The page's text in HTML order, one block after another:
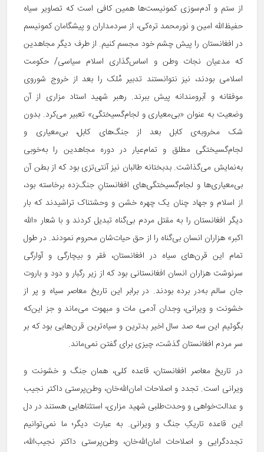
از ستم و آدم‌سوزی کمونیست‌ها همین کافی است که تصاویر سیاه
حفیظ‌الله امین و نورمحمد تره‌کی، از سردمداران و پیشگامان کمونیسم
در افغانستان را پیش چشم خود مجسم کنیم. از طرف دیگر مجاهدین
که مدعیان نجات وطن و اساس‌گذاری اسلام سیاسی/ حکومت
اسلامی بودند، نیز نتوانستند تدبیر مُلک را بعد از خروج شوروی
موفقانه و آبرومندانه پیش ببرند. رهبر شهید استاد مزاری از آن
وضعیت به عنوان «بی‌معیاری و لجام‌گسیختگی» تعبیر می‌کرد. بدون
شک مخروبه‌ی کابل بعد از جنگ‌های کابل، بی‌معیاری و
لجام‌گسیختگی مطلق و تمام‌عیار در دوره مجاهدین را به‌خوبی
به‌نمایش می‌گذاشت. بدبختانه طالبان نیز آنتی‌تزی بود که از بطن آن
بی‌معیاری‌ها و لجام‌گسیختگی‌های افغانستانِ جنگ‌زده برخاسته بود،
از اسلام و جهاد چنان یک چهره خشن و وحشتناک تراشیدند که بار
دیگر افغانستان را به مقتل مردم بی‌گناه تبدیل کردند و با شعار «الله
اکبر» هزاران انسان بی‌گناه را از حق حیات‌شان محروم نمودند. در طول
تمام این قرن‌های سیاه در افغانستان، فقر و بیچارگی و آوارگی
سرنوشت هزاران انسان افغانستانی بود که از زیر رگبار و دود و باروت
جان سالم به‌در برده بودند. در برابر این تاریخ معاصر سیاه و پر از
خشونت و ویرانی، وجدان آدمی مات و مبهوت می‌ماند و جز این‌که
بگوئيم این سه صد سال اخیر بدترین و سیاه‌ترین قرن‌هایی بود که بر
سر مردم افغانستان گذشت، چیزی برای گفتن نمی‌ماند.
در تاریخ معاصر افغانستان، قاعده کلی، همان جنگ و خشونت و
ویرانی است. تجدد و اصلاحات امان‌الله‌خان، وطن‌پرستی داکتر نجیب
و عدالت‌خواهی و وحدت‌طلبی شهید مزاری، استثناهایی هستند در دل
این قاعده تاریکِ جنگ و ویرانی. به عبارت دیگر؛ ما نمی‌توانیم
تجددگرایی و اصلاحات امان‌الله‌خان، وطن‌پرستی داکتر نجیب‌الله،